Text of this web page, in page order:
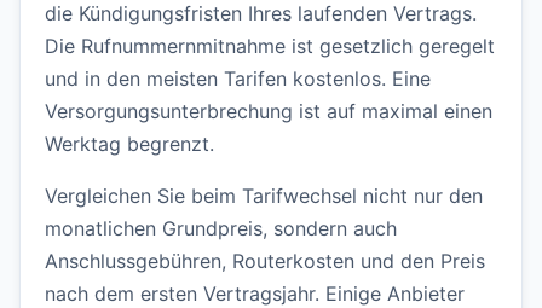
die Kündigungsfristen Ihres laufenden Vertrags.
Die Rufnummernmitnahme ist gesetzlich geregelt
und in den meisten Tarifen kostenlos. Eine
Versorgungsunterbrechung ist auf maximal einen
Werktag begrenzt.
Vergleichen Sie beim Tarifwechsel nicht nur den
monatlichen Grundpreis, sondern auch
Anschlussgebühren, Routerkosten und den Preis
nach dem ersten Vertragsjahr. Einige Anbieter